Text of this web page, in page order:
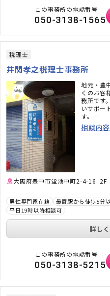
この事務所の電話番号
050-3138-1565
税理士
井関孝之税理士事務所
地元・豊
くのお客
務所です
いサポー
す。
※ご質問
相談内
大阪府豊中市蛍池中町2-4-16 2F
男性専門家在籍 最寄駅から徒歩5分
平日19時以降相談可
詳し
この事務所の電話番号
050-3138-5215